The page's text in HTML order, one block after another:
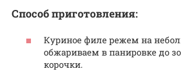
Способ приготовления:
Куриное филе режем на
обжариваем в панировке до
корочки.